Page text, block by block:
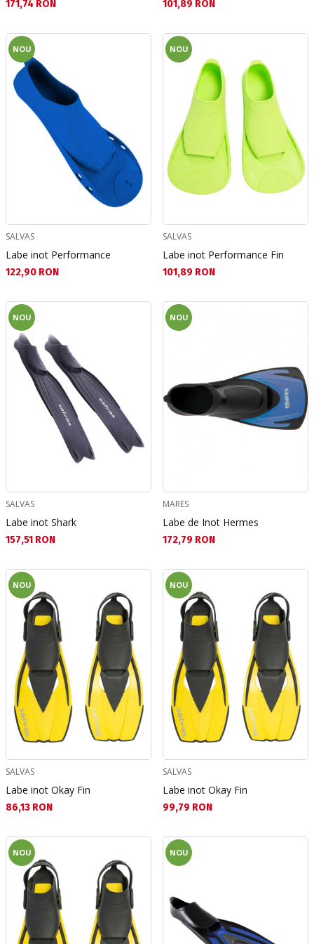
Текуща цена:
171,74 RON Текуща цена:
101,89 RON
NOU
SALVAS
Labe inot Performance
Текуща цена:
122,90 RON
NOU
SALVAS
Labe inot Performance Fin
Текуща цена:
101,89 RON
NOU
SALVAS
Labe inot Shark
Текуща цена:
157,51 RON
NOU
MARES
Labe de Inot Hermes
Текуща цена:
172,79 RON
NOU
SALVAS
Labe inot Okay Fin
Текуща цена:
86,13 RON
NOU
SALVAS
Labe inot Okay Fin
Текуща цена:
99,79 RON
NOU NOU